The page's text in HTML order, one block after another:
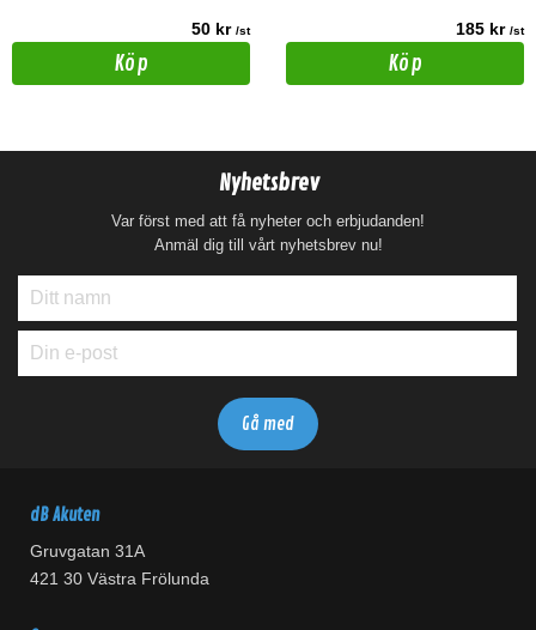
50 kr /st
Köp
185 kr /st
Köp
Nyhetsbrev
Var först med att få nyheter och erbjudanden!
Anmäl dig till vårt nyhetsbrev nu!
dB Akuten
Gruvgatan 31A
421 30 Västra Frölunda